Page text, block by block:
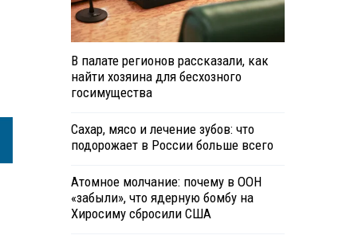
В палате регионов рассказали, как
найти хозяина для бесхозного
госимущества
Сахар, мясо и лечение зубов: что
подорожает в России больше всего
Атомное молчание: почему в ООН
«забыли», что ядерную бомбу на
Хиросиму сбросили США